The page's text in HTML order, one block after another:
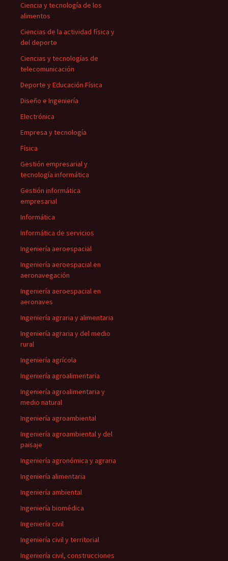
Ciencia y tecnología de los
alimentos
Ciencias de la actividad física y
del deporte
Ciencias y tecnologías de
telecomunicación
Deporte y Educación Física
Diseño e Ingeniería
Electrónica
Empresa y tecnología
Física
Gestión empresarial y
tecnología informática
Gestión informática
empresarial
Informática
Informática de servicios
Ingeniería aeroespacial
Ingeniería aeroespacial en
aeronavegación
Ingeniería aeroespacial en
aeronaves
Ingeniería agraria y alimentaria
Ingeniería agraria y del medio
rural
Ingeniería agrícola
Ingeniería agroalimentaria
Ingeniería agroalimentaria y
medio natural
Ingeniería agroambiental
Ingeniería agroambiental y del
paisaje
Ingeniería agronómica y agraria
Ingeniería alimentaria
Ingeniería ambiental
Ingeniería biomédica
Ingeniería civil
Ingeniería civil y territorial
Ingeniería civil, construcciones